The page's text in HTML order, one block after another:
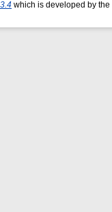
which is developed by the